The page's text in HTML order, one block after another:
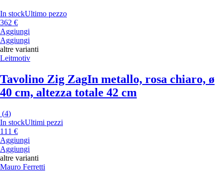
In stockUltimo pezzo
362 €
Aggiungi
Aggiungi
altre varianti
Leitmotiv
Tavolino Zig ZagIn metallo, rosa chiaro, ø
40 cm, altezza totale 42 cm
(4)
In stockUltimi pezzi
111 €
Aggiungi
Aggiungi
altre varianti
Mauro Ferretti